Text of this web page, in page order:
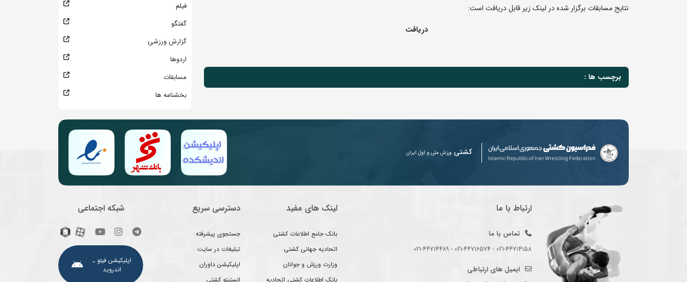
نتایج مسابقات برگزار شده در لینک زیر قابل دریافت است:
دریافت
برچسب ها :
فیلم
گفتگو
گزارش ورزشی
اردوها
مسابقات
بخشنامه ها
کشتی ورزش ملی و اول ایران
ارتباط با ما
تماس با ما
021-44714158 - 021-44716574 - 021-44714489
ایمیل های ارتباطی
لینک های مفید
بانک جامع اطلاعات کشتی
اتحادیه جهانی کشتی
وزارت ورزش و جوانان
بانک اطلاعات کشتی اتحادیه
دسترسی سریع
جستجوی پیشرفته
تبلیغات در سایت
اپلیکیشن داوران
انستیتو کشتی
شبکه اجتماعی
اپلیکیشن فیتو ـ
اندروید